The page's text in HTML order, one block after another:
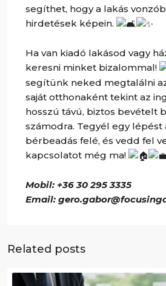
segíthet, hogy a lakás
hirdetések képein.
Ha van kiadó lakásod vagy
keresni minket bizalommal!
segítünk neked megtalálni
saját otthonaként tekint az
hosszú távú, biztos bevételt
számodra. Tegyél egy lépést
bérbeadás felé, és vedd fel
kapcsolatot még ma!
Mobil: +36 30 295 3335
Email:
Related posts